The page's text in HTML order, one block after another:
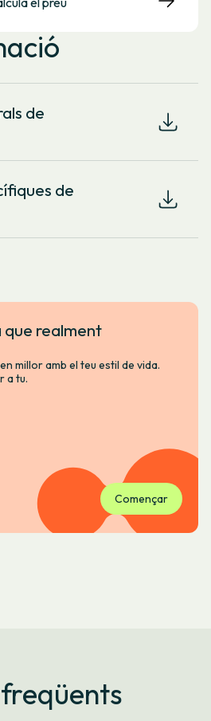
de
de
que realment
millor amb el teu estil de vida.
a tu.
Començar